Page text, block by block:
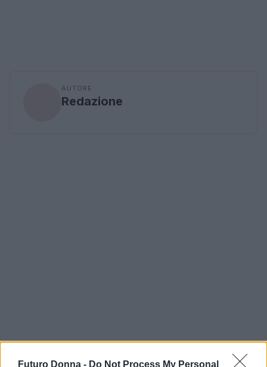
Futuro Donna - Do Not Process My Personal
AUTORE
Redazione